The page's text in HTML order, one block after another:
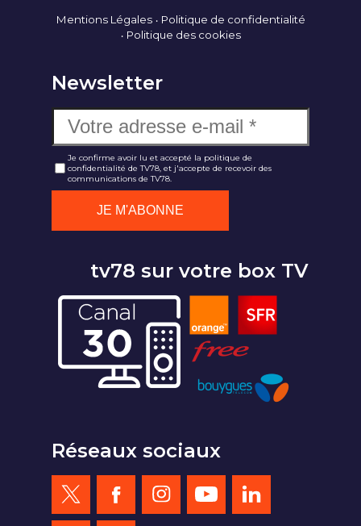
Mentions Légales
Politique de confidentialité
Politique des cookies
Newsletter
Je confirme avoir lu et accepté la politique de
confidentialité de TV78, et j'accepte de recevoir des
communications de TV78.
tv78 sur votre box TV
Réseaux sociaux